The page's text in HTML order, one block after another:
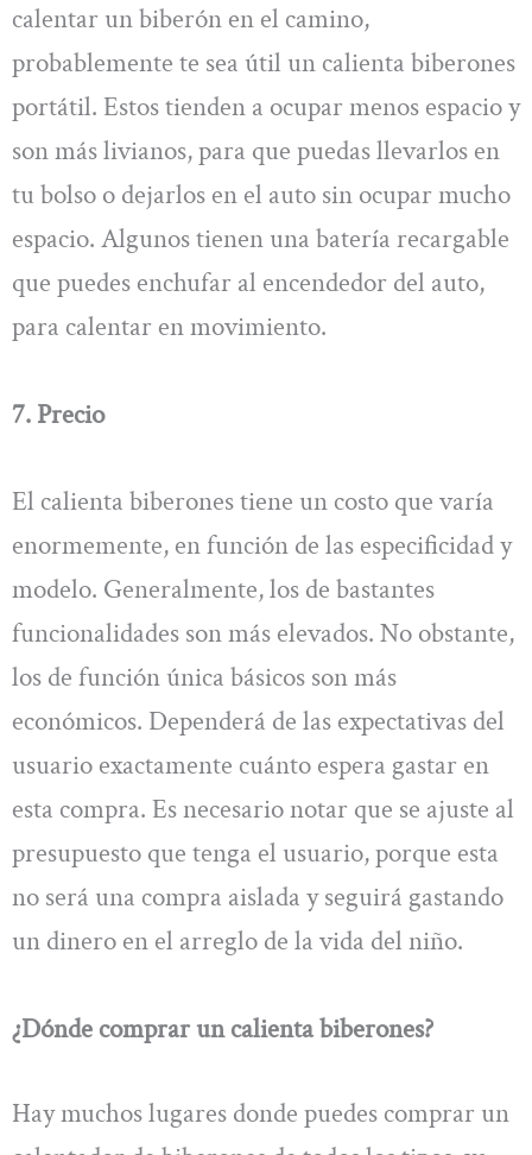
calentar un biberón en el camino,
probablemente te sea útil un calienta biberones
portátil. Estos tienden a ocupar menos espacio y
son más livianos, para que puedas llevarlos en
tu bolso o dejarlos en el auto sin ocupar mucho
espacio. Algunos tienen una batería recargable
que puedes enchufar al encendedor del auto,
para calentar en movimiento.
7. Precio
El calienta biberones tiene un costo que varía
enormemente, en función de las especificidad y
modelo. Generalmente, los de bastantes
funcionalidades son más elevados. No obstante,
los de función única básicos son más
económicos. Dependerá de las expectativas del
usuario exactamente cuánto espera gastar en
esta compra. Es necesario notar que se ajuste al
presupuesto que tenga el usuario, porque esta
no será una compra aislada y seguirá gastando
un dinero en el arreglo de la vida del niño.
¿Dónde comprar un calienta biberones?
Hay muchos lugares donde puedes comprar un